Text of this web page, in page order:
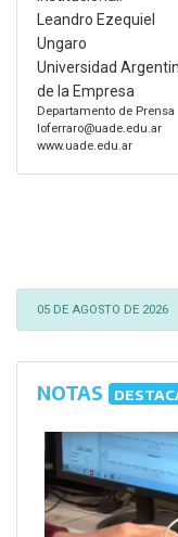
Leandro Ezequiel
Ungaro
Universidad
de la Empresa
Departamento de Prensa
loferraro@uade.edu.ar
www.uade.edu.ar
05 DE AGOSTO DE 2026
NOTAS